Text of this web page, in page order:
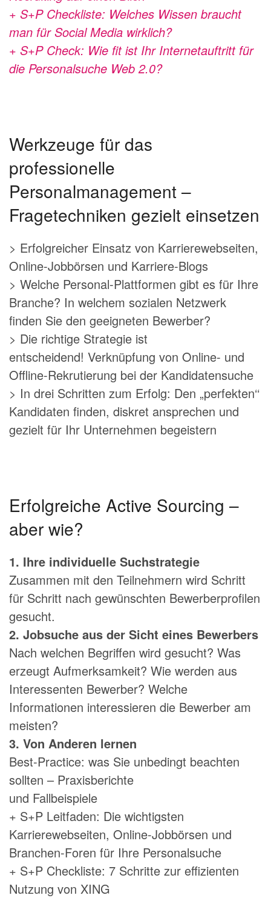
+ S+P Checkliste: Welches Wissen braucht
man für Social Media wirklich?
+ S+P Check: Wie fit ist Ihr Internetauftritt für
die Personalsuche Web 2.0?
Werkzeuge für das
professionelle
Personalmanagement –
Fragetechniken gezielt einsetzen
> Erfolgreicher Einsatz von Karrierewebseiten,
Online-Jobbörsen und Karriere-Blogs
> Welche Personal-Plattformen gibt es für Ihre
Branche? In welchem sozialen Netzwerk
finden Sie den geeigneten Bewerber?
> Die richtige Strategie ist
entscheidend! Verknüpfung von Online- und
Offline-Rekrutierung bei der Kandidatensuche
> In drei Schritten zum Erfolg: Den „perfekten‘‘
Kandidaten finden, diskret ansprechen und
gezielt für Ihr Unternehmen begeistern
Erfolgreiche Active Sourcing –
aber wie?
1. Ihre individuelle Suchstrategie
Zusammen mit den Teilnehmern wird Schritt
für Schritt nach gewünschten Bewerberprofilen
gesucht.
2. Jobsuche aus der Sicht eines Bewerbers
Nach welchen Begriffen wird gesucht? Was
erzeugt Aufmerksamkeit? Wie werden aus
Interessenten Bewerber? Welche
Informationen interessieren die Bewerber am
meisten?
3. Von Anderen lernen
Best-Practice: was Sie unbedingt beachten
sollten – Praxisberichte
und Fallbeispiele
+ S+P Leitfaden: Die wichtigsten
Karrierewebseiten, Online-Jobbörsen und
Branchen-Foren für Ihre Personalsuche
+ S+P Checkliste: 7 Schritte zur effizienten
Nutzung von XING